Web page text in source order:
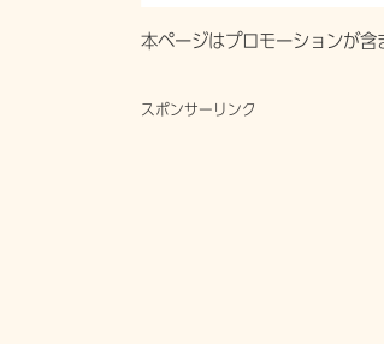
本ページはプロモーションが含
スポンサーリンク